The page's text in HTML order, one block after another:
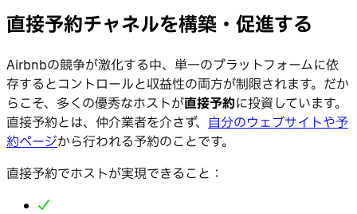
直接予約チャネルを構築・促進する
Airbnbの競争が激化する中、単一のプラットフォームに依
存するとコントロールと収益性の両方が制限されます。だか
らこそ、多くの優秀なホストが直接予約に投資しています。
直接予約とは、仲介業者を介さず、 自分のウェブサイトや予
約ページから行われる予約のことです。
直接予約でホストが実現できること：